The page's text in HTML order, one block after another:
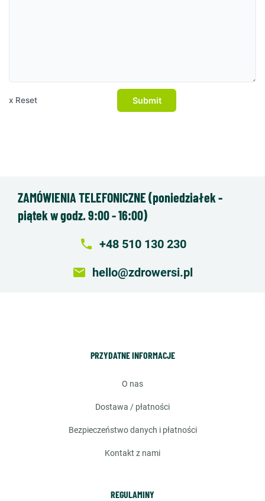
x Reset Submit
ZAMÓWIENIA TELEFONICZNE (poniedziałek -
piątek w godz. 9:00 - 16:00)
local_phone +48 510 130 230
email hello@zdrowersi.pl
PRZYDATNE INFORMACJE
o nas
dostawa / płatności
bezpieczeństwo danych i płatności
kontakt z nami
REGULAMINY